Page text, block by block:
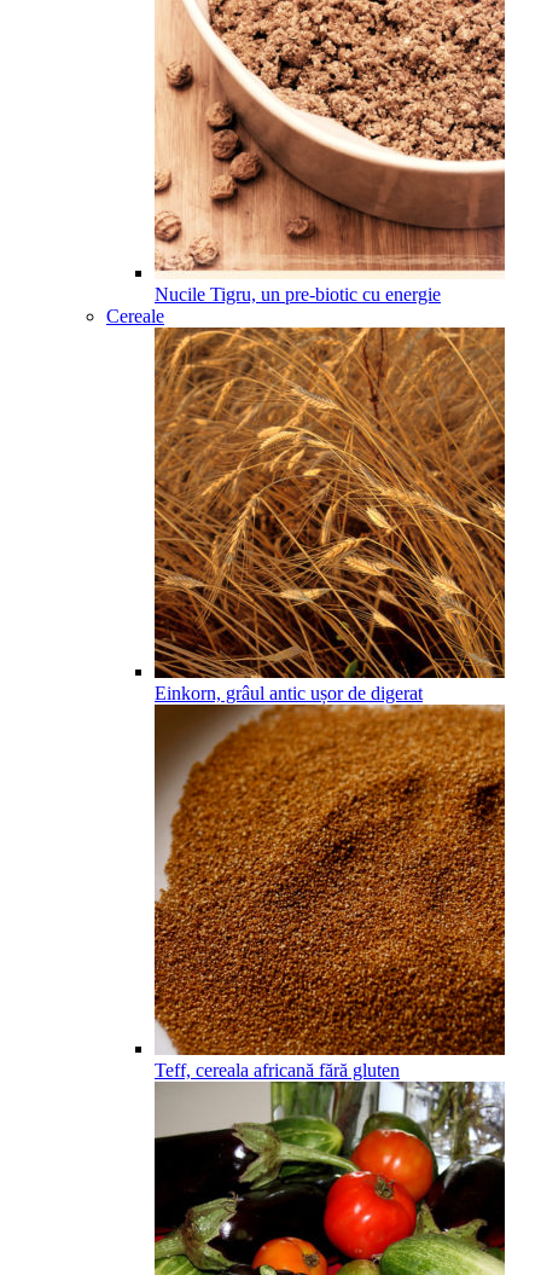
Nucile Tigru, un pre-biotic cu energie
Cereale
Einkorn, grâul antic ușor de digerat
Teff, cereala africană fără gluten